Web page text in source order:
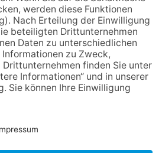
Klinikforum zum Thema
Karpaltunnelsyndrom
Gewinnspiel zum Start ins
Schuljahr
„Rock auf der Burg“ lässt
Königstein beben